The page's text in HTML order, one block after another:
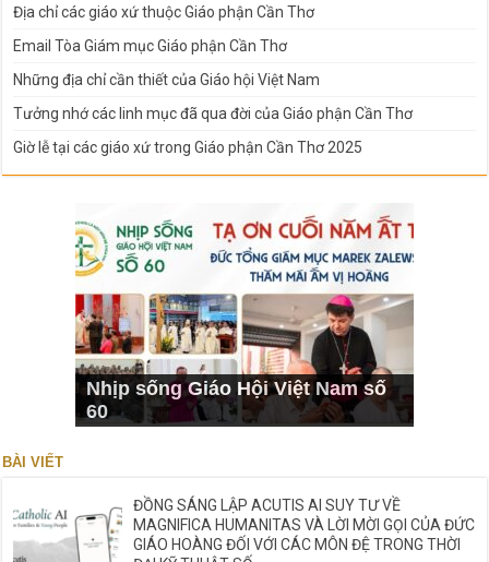
Địa chỉ các giáo xứ thuộc Giáo phận Cần Thơ
Email Tòa Giám mục Giáo phận Cần Thơ
Những địa chỉ cần thiết của Giáo hội Việt Nam
Tưởng nhớ các linh mục đã qua đời của Giáo phận Cần Thơ
Giờ lễ tại các giáo xứ trong Giáo phận Cần Thơ 2025
Nhịp sống Giáo Hội Việt Nam số
60
BÀI VIẾT
ĐỒNG SÁNG LẬP ACUTIS AI SUY TƯ VỀ
MAGNIFICA HUMANITAS VÀ LỜI MỜI GỌI CỦA ĐỨC
GIÁO HOÀNG ĐỐI VỚI CÁC MÔN ĐỆ TRONG THỜI